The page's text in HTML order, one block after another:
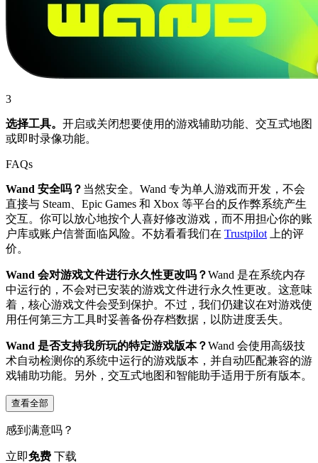
3
选择工具。 开启或关闭想要使用的游戏辅助功能、交互式地图
或即时录像功能。
FAQs
Wand 安全吗？ 当然安全。Wand 专为单人游戏而开发，不会
直接与 Steam、Epic Games 和 Xbox 等平台的反作弊系统产生
交互。你可以放心地按个人喜好修改游戏，而不用担心你的账
户库或账户信誉面临风险。不妨看看我们在 Trustpilot 上的评
价。
Wand 会对游戏文件进行永久性更改吗？Wand 是在系统内存
中运行的，不会对已安装的游戏文件进行永久性更改。这意味
着，核心游戏文件会受到保护。不过，我们仍建议在对游戏使
用任何第三方工具时妥善备份存档数据，以防进度丢失。
Wand 是否支持我所玩的特定游戏版本？Wand 会使用高级技
术自动检测你的系统中运行的游戏版本，并自动匹配兼容的游
戏辅助功能。另外，交互式地图和智能助手适用于所有版本。
查看全部
感到满意吗？
立即免费 下载